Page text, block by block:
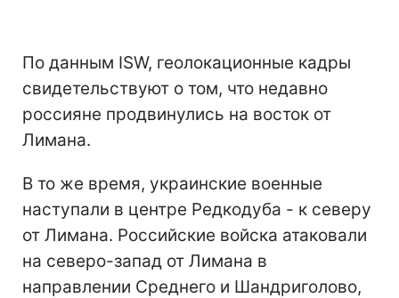
По данным ISW, геолокационные кадры
свидетельствуют о том, что недавно
россияне продвинулись на восток от
Лимана.
В то же время, украинские военные
наступали в центре Редкодуба - к северу
от Лимана. Российские войска атаковали
на северо-запад от Лимана в
направлении Среднего и Шандриголово,